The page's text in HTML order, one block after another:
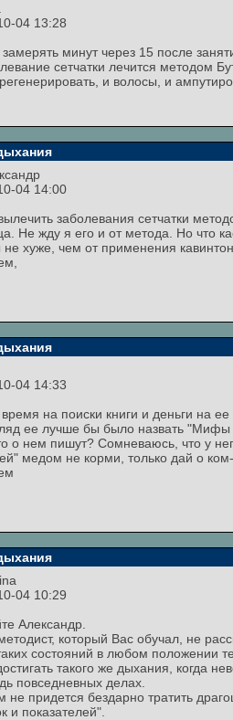
04 13:28
минут через 15 после
сетчатки лечится методом
и волосы, и
04 14:00
заболевания сетчатки
Не жду я его и от метода. Но что
не хуже, чем от применения
04 14:33
на поиски книги и деньги на ее
ее лучше бы было назвать "Мифы
о нем пишут? Сомневаюсь, что у
медом не корми, только дай о
04 10:29
Александр.
который Вас обучал, не
состояний в любом положении
такого же дыхания, когда
повседневных делах.
не придется бездарно тратить
и показателей".